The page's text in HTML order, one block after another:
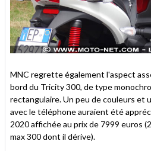
MNC regrette également l'aspect
bord du Tricity 300, de type
rectangulaire. Un peu de couleurs et
avec le téléphone auraient été
2020 affichée au prix de 7999 euros
max 300 dont il dérive).